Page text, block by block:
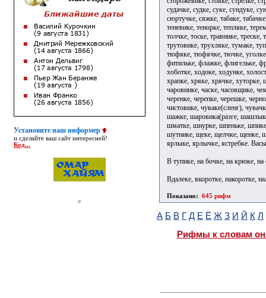
Установите наш информер
и сделайте ваш сайт интересней!
Код...
судачке, судке, суке, сундуке,
сюртучке, сяжке, табаке,
теневике, тенорке, тепляке,
толчке, тоске, травнике,
трутовике, трухляке, тумаке,
тюфяке, тюфячке, тючке,
фитильке, флажке, флигельке,
хоботке, ходоке, ходунке,
храпке, хряке, хрячке, хуторке,
чаровнике, часке, часовщике,
черенке, черепке, черешке,
чистовике, чуваке(сленг),
шажке, шаровика(разге,
шматке, шнурке, шпеньке,
шутнике, щеке, щелчке, щенке,
ярлыке, ярлычке, ястребке.
В тупике, на бочке, на крюке, на
Вдалеке, вкоротке, накоротке,
Показано: 645 рифм
А Б В Г Д Е Ё Ж З И Й К Л
Рифмы к словам